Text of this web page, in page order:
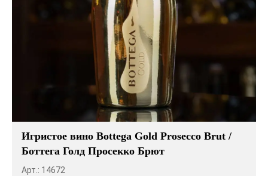
Игристое вино Bottega Gold Prosecco Brut /
Боттега Голд Просекко Брют
Арт.: 14672